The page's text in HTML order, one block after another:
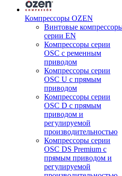
Компрессоры OZEN
Винтовые
серии EN
Компрессоры серии
OSC с ременным
приводом
Компрессоры серии
OSC U с прямым
приводом
Компрессоры серии
OSC D с прямым
приводом и
регулируемой
производительностью
Компрессоры серии
OSC DS Premium с
прямым приводом и
регулируемой